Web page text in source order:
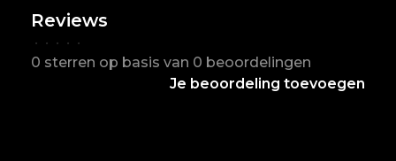
Reviews
• • • • •
0 sterren op basis van 0 beoordelingen
Je beoordeling toevoegen